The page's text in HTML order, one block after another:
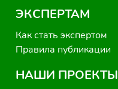
ЭКСПЕРТАМ
Как стать экспертом
Правила публикации
НАШИ ПРОЕКТЫ